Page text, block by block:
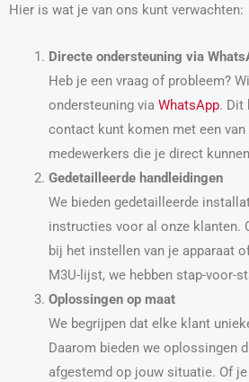
Hier is wat je van ons kunt verwachten:
Directe ondersteuning via
Heb je een vraag of probleem?
ondersteuning via WhatsApp. Dit
contact kunt komen met een van
medewerkers die je direct
Gedetailleerde handleidingen
We bieden gedetailleerde
instructies voor al onze klanten.
bij het instellen van je apparaat
M3U-lijst, we hebben stap-voor-
Oplossingen op maat
We begrijpen dat elke klant
Daarom bieden we oplossingen
afgestemd op jouw situatie. Of